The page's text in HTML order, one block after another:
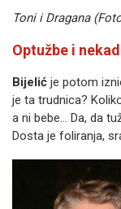
Toni i Dragana
Optužbe i
Bijelić je potom
je ta trudnica?
a ni bebe... Da, da
Dosta je foliranja,